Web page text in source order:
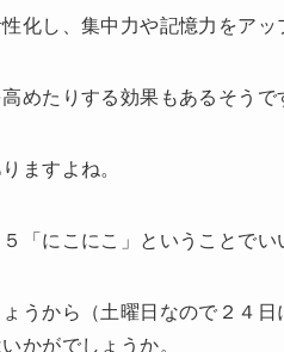
化し、集中力や記憶力をアッ
めたりする効果もあるそうで
ますよね。
「にこにこ」ということでい
うから（土曜日なので２４
かがでしょうか。